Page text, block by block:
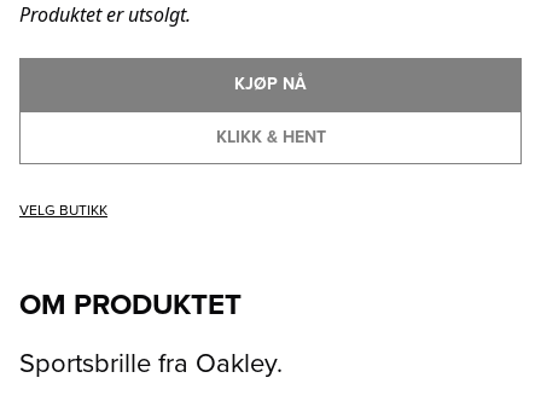
Produktet er utsolgt.
KLIKK & HENT
KJØP NÅ
VELG BUTIKK
OM PRODUKTET
Sportsbrille fra Oakley.